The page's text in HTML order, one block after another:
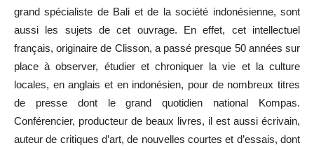
grand spécialiste de Bali et de la société indonésienne, sont
aussi les sujets de cet ouvrage. En effet, cet intellectuel
français, originaire de Clisson, a passé presque 50 années sur
place à observer, étudier et chroniquer la vie et la culture
locales, en anglais et en indonésien, pour de nombreux titres
de presse dont le grand quotidien national Kompas.
Conférencier, producteur de beaux livres, il est aussi écrivain,
auteur de critiques d’art, de nouvelles courtes et d’essais, dont